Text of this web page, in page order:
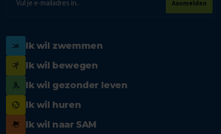
mailadres
Aanmelden
Ik wil zwemmen
Ik wil bewegen
Ik wil gezonder leven
Ik wil huren
Ik wil naar SAM